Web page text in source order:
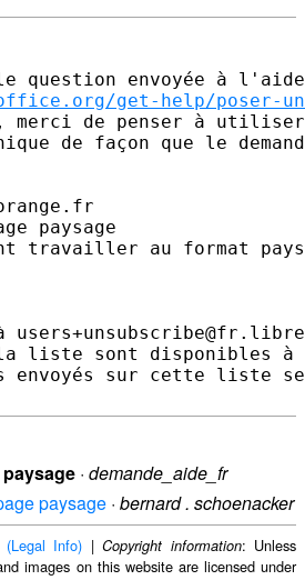
question envoyée à
get-help/poser-
merci de penser à
de façon que le
paysage
travailler au format
liste sont disponibles à
envoyés sur cette liste
· demande_aide_fr
paysage · bernard . schoenacker
(Legal Info) |Copyright information: Unless
images on this website are licensed under